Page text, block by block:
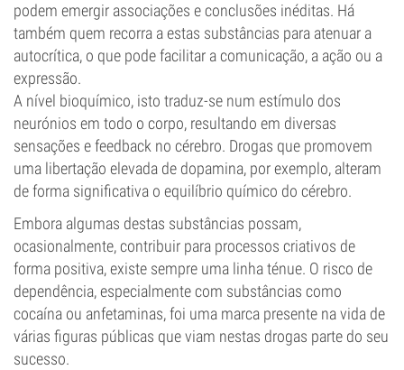
podem emergir associações e conclusões inéditas. Há
também quem recorra a estas substâncias para atenuar a
autocrítica, o que pode facilitar a comunicação, a ação ou a
expressão.
A nível bioquímico, isto traduz-se num estímulo dos
neurónios em todo o corpo, resultando em diversas
sensações e feedback no cérebro. Drogas que promovem
uma libertação elevada de dopamina, por exemplo, alteram
de forma significativa o equilíbrio químico do cérebro.
Embora algumas destas substâncias possam,
ocasionalmente, contribuir para processos criativos de
forma positiva, existe sempre uma linha ténue. O risco de
dependência, especialmente com substâncias como
cocaína ou anfetaminas, foi uma marca presente na vida de
várias figuras públicas que viam nestas drogas parte do seu
sucesso.